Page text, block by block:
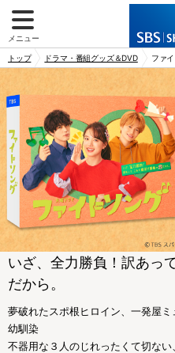
メニュー
トップ ドラマ・番組グッズ＆DVD ファ
いざ、全力勝負！訳あっ
だから。
夢破れたスポ根ヒロイン、一発屋
幼馴染
不器用な３人のじれったくて切ない